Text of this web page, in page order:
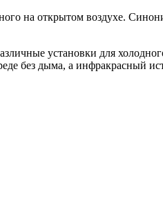
на открытом воздухе.
установки для
без дыма, а инфракрасный